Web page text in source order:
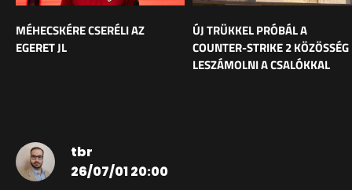
MÉHECSKÉRE CSERÉLI AZ
EGERET JL
ÚJ TRÜKKEL PRÓBÁL A
COUNTER-STRIKE 2 KÖZÖSSÉG
LESZÁMOLNI A CSALÓKKAL
tbr
26/07/01 20:00